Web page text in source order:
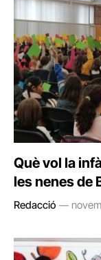
Què vol la
les nenes de
Redacció